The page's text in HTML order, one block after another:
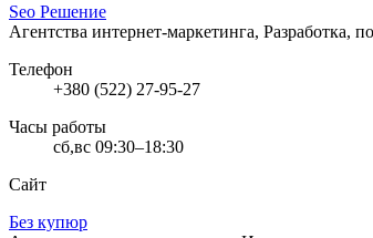
Seo Решение
Агентства интернет-маркетинга, Разработка,
Телефон
+380 (522) 27-95-27
Часы работы
сб,вс 09:30–18:30
Сайт
Без купюр